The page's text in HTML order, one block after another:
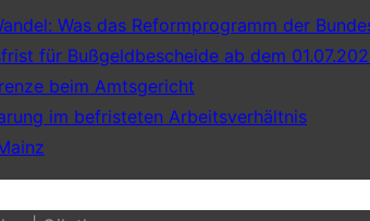
Was das Reformprogramm der
für Bußgeldbescheide ab dem
beim Amtsgericht
im befristeten Arbeitsverhältnis